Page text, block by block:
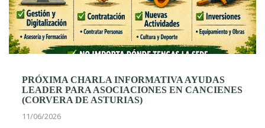
PRÓXIMA CHARLA INFORMATIVA AYUDAS
LEADER PARA ASOCIACIONES EN CANCIENES
(CORVERA DE ASTURIAS)
11/06/2026